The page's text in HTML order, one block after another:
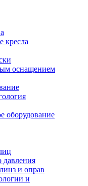
кресла
оснащением
оборудование
давления
и оправ
и